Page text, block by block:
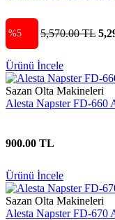
%5 5,570.00 TL
Ürünü İncele
Sazan Olta Makineleri
Alesta Napster FD-660
900.00 TL
Ürünü İncele
Sazan Olta Makineleri
Alesta Napster FD-670